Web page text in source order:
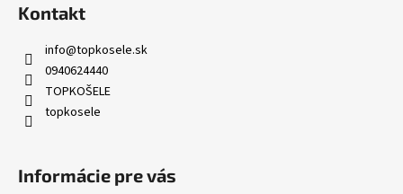
Kontakt
info@topkosele.sk
0940624440
TOPKOŠELE
topkosele
Informácie pre vás